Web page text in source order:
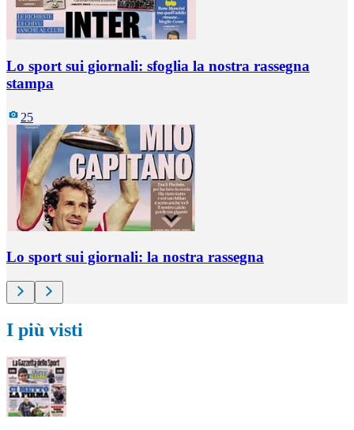
Lo sport sui giornali: sfoglia la nostra rassegna
stampa
25
Lo sport sui giornali: la nostra rassegna
I più visti